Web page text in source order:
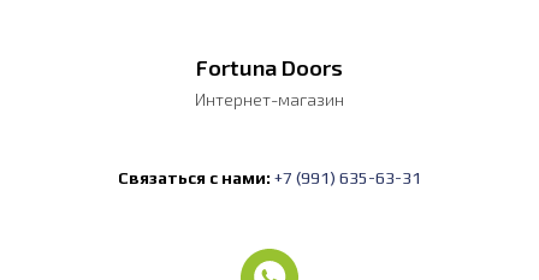
Fortuna Doors
Интернет-магазин
Связаться с нами: +7 (991) 635-63-31